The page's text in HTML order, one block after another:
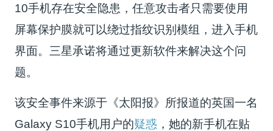
10手机存在安全隐患，任意攻击者只需要使用
屏幕保护膜就可以绕过指纹识别模组，进入手机
界面。三星承诺将通过更新软件来解决这个问
题。
该安全事件来源于《太阳报》所报道的英国一名
Galaxy S10手机用户的疑惑 ，她的新手机在贴